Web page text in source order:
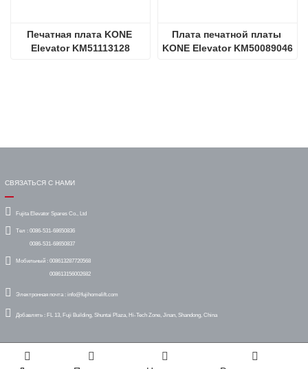
Печатная плата KONE
Elevator KM51113128
Плата печатной платы
KONE Elevator KM50089046
СВЯЗАТЬСЯ С НАМИ
Fujita Elevator Spares Co., Ltd
Тел : 0086-531-68650836
0086-531-68650837
Мобильный : 008613287720568
008613156002682
Электронная почта : info@fujihomelift.com
Добавлять : FL 13, Fuji Building, Shuntai Plaza, Hi-Tech Zone, Jinan, Shandong, China